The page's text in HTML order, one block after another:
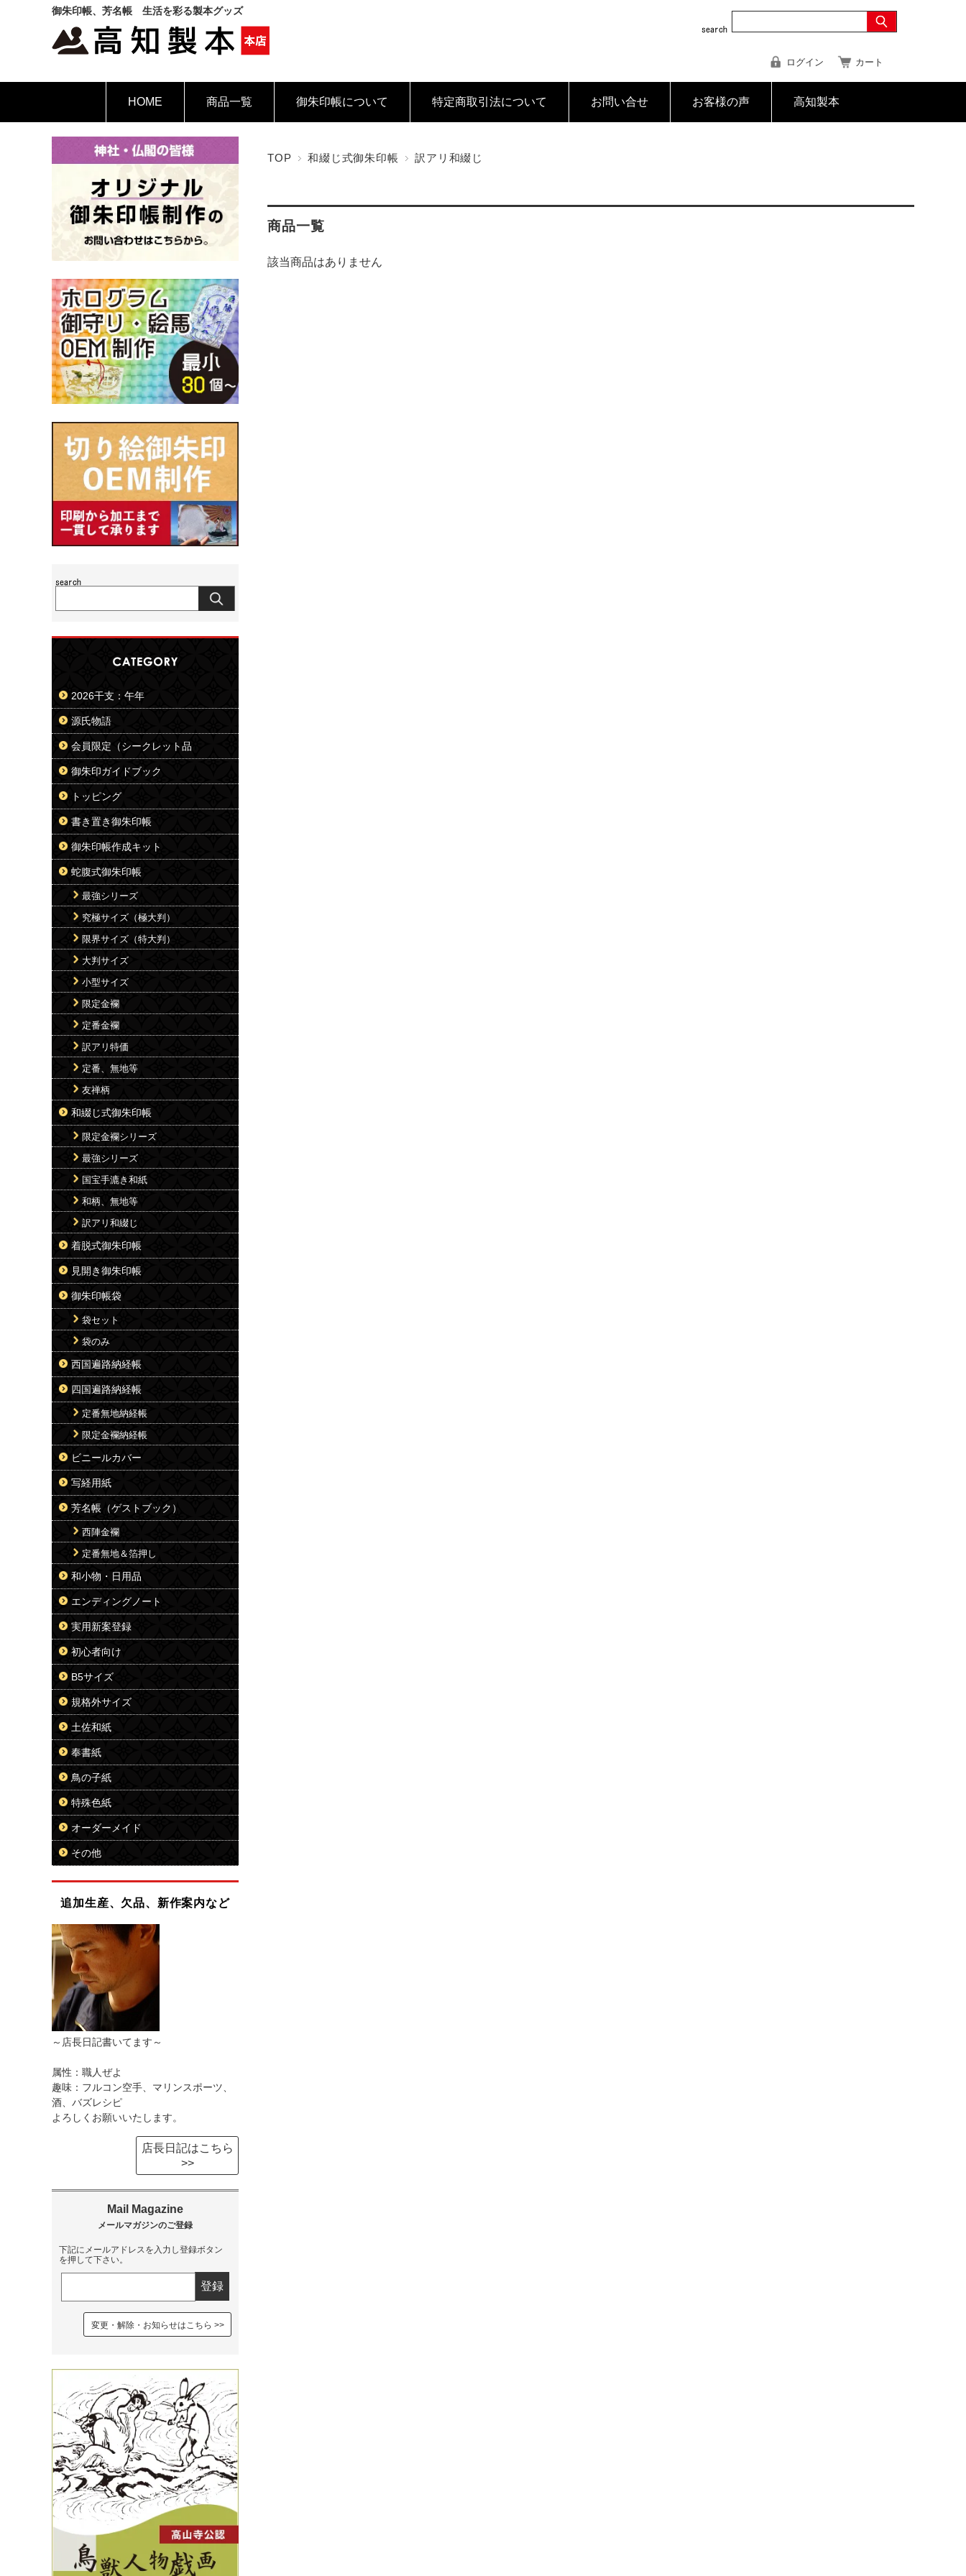
御朱印帳、芳名帳 生活を彩る製本グッズ
ログイン カート
HOME 商品一覧 御朱印帳について 特定商取引法について お問い合せ お客様の声 高知製本
TOP 和綴じ式御朱印帳 訳アリ和綴じ
商品一覧
該当商品はありません
2026干支：午年
源氏物語
会員限定（シークレット品
御朱印ガイドブック
トッピング
書き置き御朱印帳
御朱印帳作成キット
蛇腹式御朱印帳
最強シリーズ
究極サイズ（極大判）
限界サイズ（特大判）
大判サイズ
小型サイズ
限定金襴
定番金襴
訳アリ特価
定番、無地等
友禅柄
和綴じ式御朱印帳
限定金襴シリーズ
最強シリーズ
国宝手漉き和紙
和柄、無地等
訳アリ和綴じ
着脱式御朱印帳
見開き御朱印帳
御朱印帳袋
袋セット
袋のみ
西国遍路納経帳
四国遍路納経帳
定番無地納経帳
限定金襴納経帳
ビニールカバー
写経用紙
芳名帳（ゲストブック）
西陣金襴
定番無地＆箔押し
和小物・日用品
エンディングノート
実用新案登録
初心者向け
B5サイズ
規格外サイズ
土佐和紙
奉書紙
鳥の子紙
特殊色紙
オーダーメイド
その他
追加生産、欠品、新作案内など
～店長日記書いてます～
属性：職人ぜよ
趣味：フルコン空手、マリンスポーツ、
酒、バズレシピ
よろしくお願いいたします。
店長日記はこちら
>>
下記にメールアドレスを入力し登録ボタン
を押して下さい。
変更・解除・お知らせはこちら